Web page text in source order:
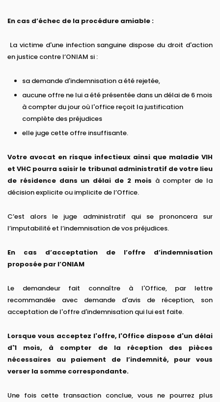
En cas d’échec de la procédure amiable :
La victime d'une infection sanguine dispose du droit d'action
en justice contre l’ONIAM si :
sa demande d'indemnisation a été rejetée,
aucune offre ne lui a été présentée dans un délai de 6 mois
à compter du jour où l'office reçoit la justification
complète des préjudices
elle juge cette offre insuffisante.
Votre avocat en risque infectieux ainsi que maladie VIH
et VHC pourra saisir le tribunal administratif de votre lieu
de résidence dans un délai de 2 mois à compter de la
décision explicite ou implicite de l’Office.
C’est alors le juge administratif qui se prononcera sur
l’imputabilité et l’indemnisation de vos préjudices.
En cas d’acceptation de l’offre d’indemnisation
proposée par l’ONIAM
Le demandeur fait connaître à l'Office, par lettre
recommandée avec demande d'avis de réception, son
acceptation de l'offre d'indemnisation qui lui est faite.
Lorsque vous acceptez l'offre, l'Office dispose d'un délai
d'1 mois, à compter de la réception des pièces
nécessaires au paiement de l’indemnité, pour vous
verser la somme correspondante.
Une fois cette transaction conclue, vous ne pourrez plus